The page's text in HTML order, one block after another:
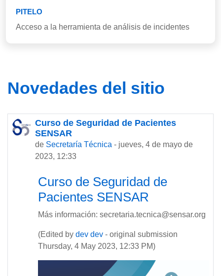
PITELO
Acceso a la herramienta de análisis de incidentes
Novedades del sitio
Curso de Seguridad de Pacientes
SENSAR
de Secretaría Técnica - jueves, 4 de mayo de
2023, 12:33
Curso de Seguridad de
Pacientes SENSAR
Más información: secretaria.tecnica@sensar.org
(Edited by dev dev - original submission
Thursday, 4 May 2023, 12:33 PM)